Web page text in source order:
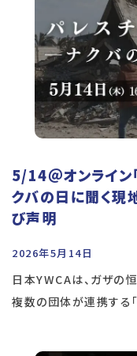
5/14＠オンライン
クバの日に聞く現
び声明
2026年5月14日
日本YWCAは、ガザの
複数の団体が連携する「